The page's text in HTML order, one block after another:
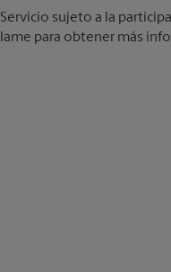
sujeto a la
para obtener más